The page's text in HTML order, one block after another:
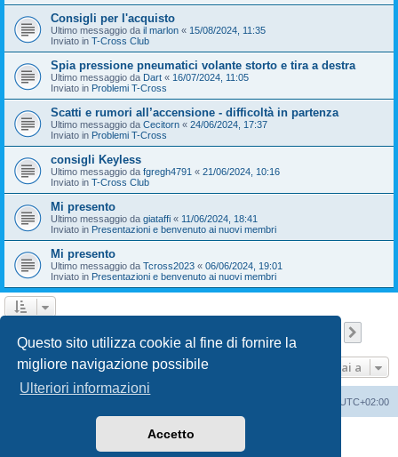
Questo sito utilizza cookie al fine di fornire la
migliore navigazione possibile
Ulteriori informazioni
Accetto
Consigli per l'acquisto
Ultimo messaggio da il marlon « 15/08/2024, 11:35
Inviato in T-Cross Club
Spia pressione pneumatici volante storto e tira a destra
Ultimo messaggio da Dart « 16/07/2024, 11:05
Inviato in Problemi T-Cross
Scatti e rumori all’accensione - difficoltà in partenza
Ultimo messaggio da Cecitorn « 24/06/2024, 17:37
Inviato in Problemi T-Cross
consigli Keyless
Ultimo messaggio da fgregh4791 « 21/06/2024, 10:16
Inviato in T-Cross Club
Mi presento
Ultimo messaggio da giataffi « 11/06/2024, 18:41
Inviato in Presentazioni e benvenuto ai nuovi membri
Mi presento
Ultimo messaggio da Tcross2023 « 06/06/2024, 19:01
Inviato in Presentazioni e benvenuto ai nuovi membri
Vai a
UTC+02:00
phpBB® Forum Software © phpBB Limited
phpBB-Italia.it